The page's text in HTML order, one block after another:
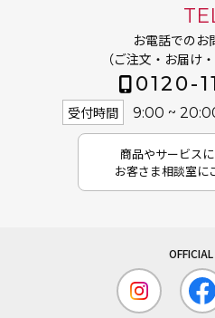
お電話でのお
（ご注文・お届け
0120-
受付時間 9:00 ~
商品やサービス
お客さま相談室に